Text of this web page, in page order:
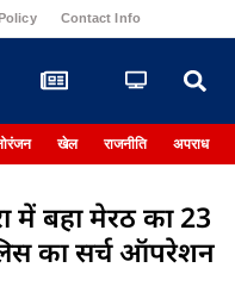
Contact Info
खेल राजनीति अपराध
में बहा मेरठ का 23
का सर्च ऑपरेशन